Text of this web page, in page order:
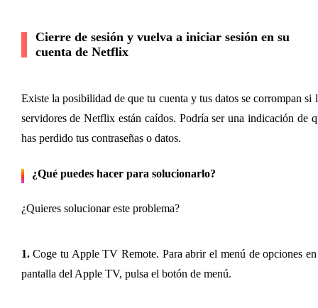
Cierre de sesión y vuelva a iniciar sesión en su
cuenta de Netflix
Existe la posibilidad de que tu cuenta y tus datos se corrompan si
servidores de Netflix están caídos. Podría ser una indicación de
has perdido tus contraseñas o datos.
¿Qué puedes hacer para solucionarlo?
¿Quieres solucionar este problema?
1. Coge tu Apple TV Remote. Para abrir el menú de opciones
pantalla del Apple TV, pulsa el botón de menú.